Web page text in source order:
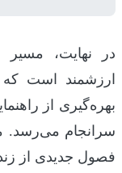
در نهایت، مسیر
ارزشمند است که
بهره‌گیری از
سرانجام می‌رسد.
فصول جدیدی از